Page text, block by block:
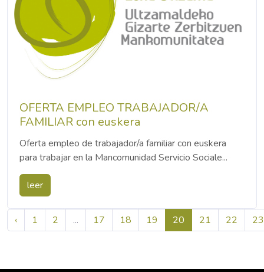
OFERTA EMPLEO TRABAJADOR/A
FAMILIAR con euskera
Oferta empleo de trabajador/a familiar con euskera
para trabajar en la Mancomunidad Servicio Sociale...
leer
‹ 1 2 ... 17 18 19 20 21 22 23